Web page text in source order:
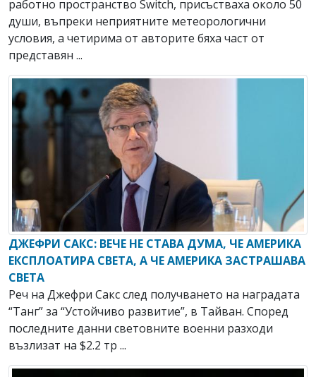
работно пространство Switch, присъстваха около 50
души, въпреки неприятните метеорологични
условия, а четирима от авторите бяха част от
представян ...
ДЖЕФРИ САКС: ВЕЧЕ НЕ СТАВА ДУМА, ЧЕ АМЕРИКА
ЕКСПЛОАТИРА СВЕТА, А ЧЕ АМЕРИКА ЗАСТРАШАВА
СВЕТА
Реч на Джефри Сакс след получването на наградата
“Танг” за “Устойчиво развитие”, в Тайван. Според
последните данни световните военни разходи
възлизат на $2.2 тр ...